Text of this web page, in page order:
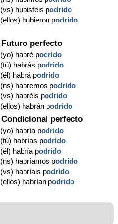
(vs) hubisteis podrido
(ellos) hubieron podrido
Futuro perfecto
(yo) habré podrido
(tú) habrás podrido
(él) habrá podrido
(ns) habremos podrido
(vs) habréis podrido
(ellos) habrán podrido
Condicional perfecto
(yo) habría podrido
(tú) habrías podrido
(él) habría podrido
(ns) habríamos podrido
(vs) habríais podrido
(ellos) habrían podrido